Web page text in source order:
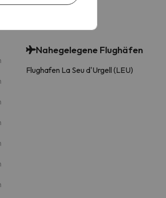
Nahegelegene Flughäfen
Flughafen La Seu d'Urgell (LEU)